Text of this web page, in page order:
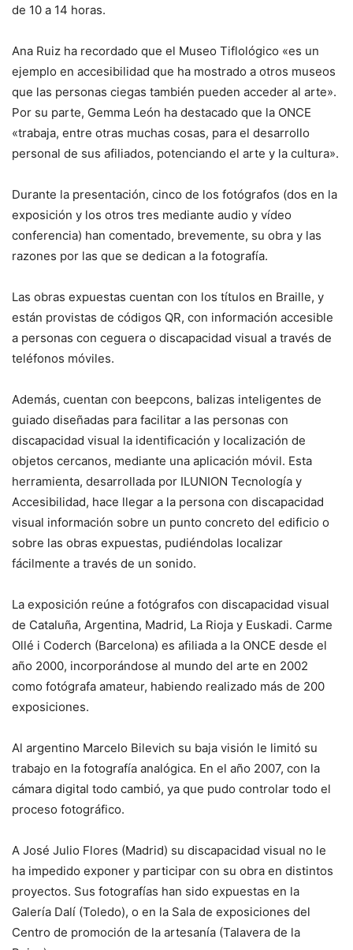
de 10 a 14 horas.
Ana Ruiz ha recordado que el Museo Tiflológico «es un
ejemplo en accesibilidad que ha mostrado a otros museos
que las personas ciegas también pueden acceder al arte».
Por su parte, Gemma León ha destacado que la ONCE
«trabaja, entre otras muchas cosas, para el desarrollo
personal de sus afiliados, potenciando el arte y la cultura».
Durante la presentación, cinco de los fotógrafos (dos en la
exposición y los otros tres mediante audio y vídeo
conferencia) han comentado, brevemente, su obra y las
razones por las que se dedican a la fotografía.
Las obras expuestas cuentan con los títulos en Braille, y
están provistas de códigos QR, con información accesible
a personas con ceguera o discapacidad visual a través de
teléfonos móviles.
Además, cuentan con beepcons, balizas inteligentes de
guiado diseñadas para facilitar a las personas con
discapacidad visual la identificación y localización de
objetos cercanos, mediante una aplicación móvil. Esta
herramienta, desarrollada por ILUNION Tecnología y
Accesibilidad, hace llegar a la persona con discapacidad
visual información sobre un punto concreto del edificio o
sobre las obras expuestas, pudiéndolas localizar
fácilmente a través de un sonido.
La exposición reúne a fotógrafos con discapacidad visual
de Cataluña, Argentina, Madrid, La Rioja y Euskadi. Carme
Ollé i Coderch (Barcelona) es afiliada a la ONCE desde el
año 2000, incorporándose al mundo del arte en 2002
como fotógrafa amateur, habiendo realizado más de 200
exposiciones.
Al argentino Marcelo Bilevich su baja visión le limitó su
trabajo en la fotografía analógica. En el año 2007, con la
cámara digital todo cambió, ya que pudo controlar todo el
proceso fotográfico.
A José Julio Flores (Madrid) su discapacidad visual no le
ha impedido exponer y participar con su obra en distintos
proyectos. Sus fotografías han sido expuestas en la
Galería Dalí (Toledo), o en la Sala de exposiciones del
Centro de promoción de la artesanía (Talavera de la